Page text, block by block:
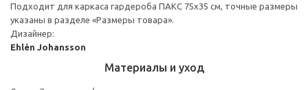
Подходит для каркаса гардероба ПАКС 75x35 см, точные размеры
указаны в разделе «Размеры товара».
Дизайнер:
Ehlén Johansson
Материалы и уход